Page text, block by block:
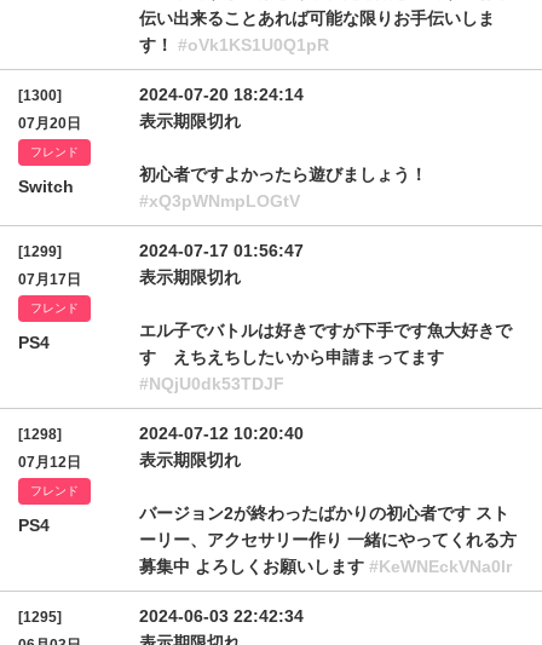
伝い出来ることあれば可能な限りお手伝いしま
す！ #oVk1KS1U0Q1pR
[1300]
07月20日
フレンド
Switch
2024-07-20 18:24:14
表示期限切れ
初心者ですよかったら遊びましょう！
#xQ3pWNmpLOGtV
[1299]
07月17日
フレンド
PS4
2024-07-17 01:56:47
表示期限切れ
エル子でバトルは好きですが下手です魚大好きで
す えちえちしたいから申請まってます
#NQjU0dk53TDJF
[1298]
07月12日
フレンド
PS4
2024-07-12 10:20:40
表示期限切れ
バージョン2が終わったばかりの初心者です スト
ーリー、アクセサリー作り 一緒にやってくれる方
募集中 よろしくお願いします #KeWNEckVNa0lr
[1295]
2024-06-03 22:42:34